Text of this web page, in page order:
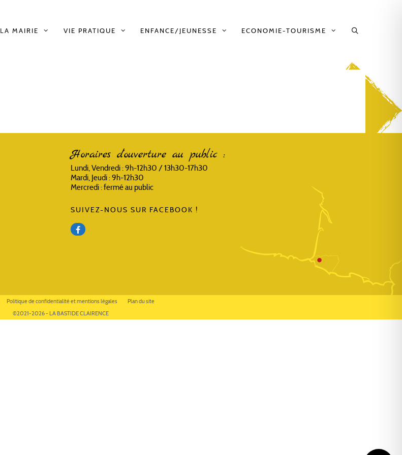
LA MAIRIE VIE PRATIQUE ENFANCE/JEUNESSE ECONOMIE-TOURISME
Horaires d'ouverture au public :
Lundi, Vendredi : 9h-12h30 / 13h30-17h30
Mardi, Jeudi : 9h-12h30
Mercredi : fermé au public
SUIVEZ-NOUS SUR FACEBOOK !
Politique de confidentialité et mentions légales
Plan du site
©2021-2026 - LA BASTIDE CLAIRENCE